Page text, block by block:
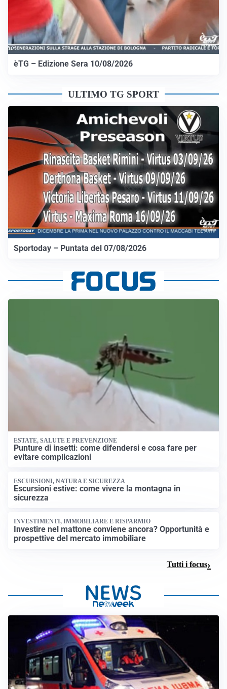
èTG – Edizione Sera 10/08/2026
ULTIMO TG SPORT
Sportoday – Puntata del 07/08/2026
ESTATE, SALUTE E PREVENZIONE
Punture di insetti: come difendersi e cosa fare per
evitare complicazioni
ESCURSIONI, NATURA E SICUREZZA
Escursioni estive: come vivere la montagna in
sicurezza
INVESTIMENTI, IMMOBILIARE E RISPARMIO
Investire nel mattone conviene ancora? Opportunità e
prospettive del mercato immobiliare
Tutti i focus